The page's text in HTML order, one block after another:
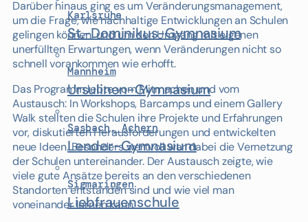
Karlsruhe
St.-Dominikus-Gymnasium
Mannheim
Ursulinen-Gymnasium
Sasbach, Achern
Lender-Gymnasium
Sigmaringen
Liebfrauenschule
Darüber hinaus ging es um Veränderungsmanagement,
um die Frage, wie nachhaltige Entwicklungen an Schulen
gelingen können, und um den Umgang mit eigenen
unerfüllten Erwartungen, wenn Veränderungen nicht so
schnell vorankommen wie erhofft.
Das Programm lebte vom Mitmachen und vom
Austausch: In Workshops, Barcamps und einem Gallery
Walk stellten die Schulen ihre Projekte und Erfahrungen
vor, diskutierten Herausforderungen und entwickelten
neue Ideen. Besonders wertvoll war dabei die Vernetzung
der Schulen untereinander. Der Austausch zeigte, wie
viele gute Ansätze bereits an den verschiedenen
Standorten entstanden sind und wie viel man
voneinander lernen kann.